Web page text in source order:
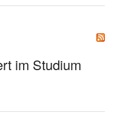
im Studium